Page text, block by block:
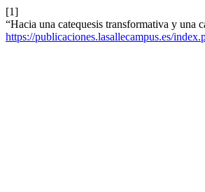
[1]
“Hacia una catequesis transformativa y una
https://publicaciones.lasallecampus.es/